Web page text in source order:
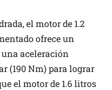
el motor de 1.2
ofrece un
aceleración
(190 Nm) para lograr
el motor de 1.6 litros